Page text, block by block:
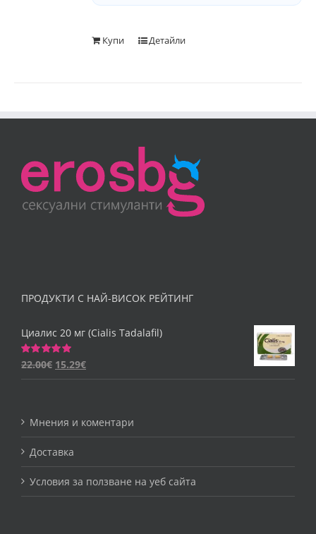
Купи Детайли
ПРОДУКТИ С НАЙ-ВИСОК РЕЙТИНГ
Циалис 20 мг (Cialis Tadalafil)
Оценено
22.00€ 15.29€
Мнения и коментари
Доставка
Условия за ползване на уеб сайта